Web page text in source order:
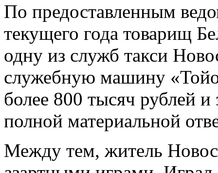
По предоставленным
текущего года товарищ
одну из служб такси
служебную машину
более 800 тысяч рублей
полной материальной
Между тем, житель